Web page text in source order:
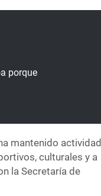
porque
mantenido actividad
culturales y a
la Secretaría de